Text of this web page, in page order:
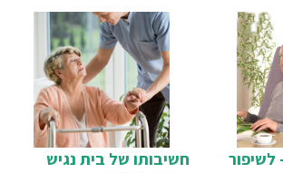
לשיפור
חשיבותו של בית נגיש